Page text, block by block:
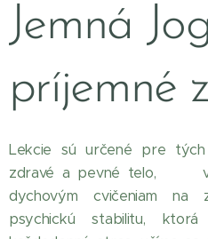
Jemná
príjemné
Lekcie sú určené pre
zdravé a pevné telo, v
dychovým cvičeniam na
psychickú stabilitu,